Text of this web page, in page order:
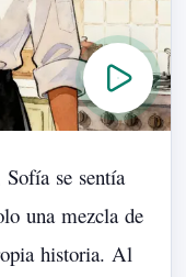
Sofía se sentía
una mezcla de
historia. Al